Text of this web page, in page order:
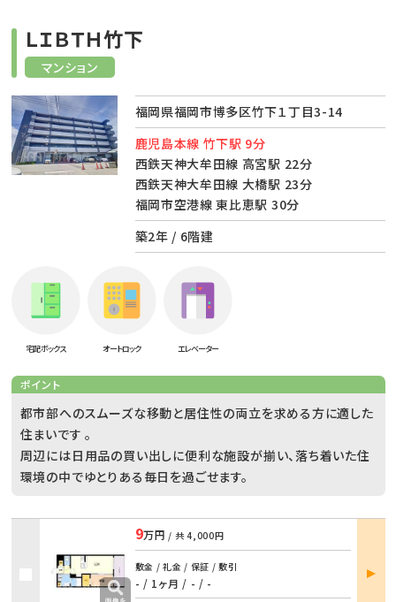
マンション
ＬＩＢＴＨ竹下
福岡県福岡市博多区竹下１丁目3-14
鹿児島本線 竹下駅 9分
西鉄天神大牟田線 高宮駅 22分
西鉄天神大牟田線 大橋駅 23分
福岡市空港線 東比恵駅 30分
築2年 / 6階建
宅配ボックス オートロック エレベーター
ポイント
都市部へのスムーズな移動と居住性の両立を求める方に適した
住まいです 。
周辺には日用品の買い出しに便利な施設が揃い、落ち着いた住
環境の中でゆとりある毎日を過ごせます。
9万円 / 共4,000円
敷金 / 礼金 / 保証 / 敷引
- / 1ヶ月 / - / -
部屋
詳細